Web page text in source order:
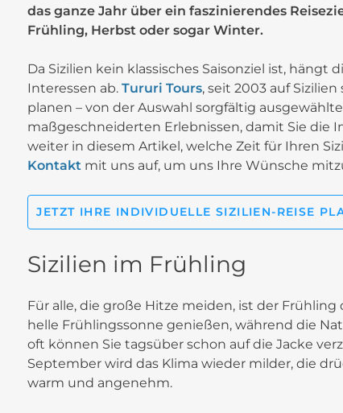
das ganze Jahr über ein faszinierendes
Frühling, Herbst oder sogar Winter.
Da Sizilien kein klassisches Saisonziel ist,
Interessen ab.Tururi Tours, seit 2003 auf
planen – von der Auswahl sorgfältig
maßgeschneiderten Erlebnissen, damit Sie die
weiter in diesem Artikel, welche Zeit für Ihren
Kontakt mit uns auf, um uns Ihre Wünsche
JETZT IHRE INDIVIDUELLE SIZILIEN-REISE
Sizilien im Frühling
Für alle, die große Hitze meiden, ist der
helle Frühlingssonne genießen, während die
oft können Sie tagsüber schon auf die Jacke
September wird das Klima wieder milder, die
warm und angenehm.